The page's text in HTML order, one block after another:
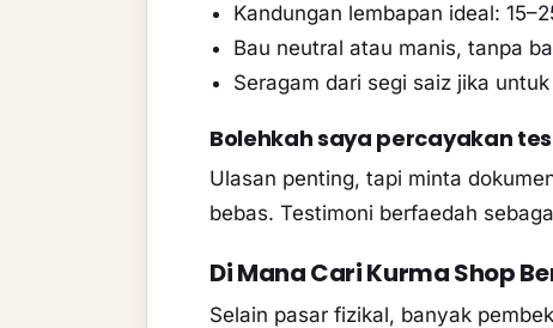
Kandungan lembapan ideal:
Bau neutral atau manis, tanpa
Seragam dari segi saiz jika
Bolehkah saya percayakan
Ulasan penting, tapi minta
bebas. Testimoni berfaedah
Di Mana Cari Kurma Shop
Selain pasar fizikal, banyak